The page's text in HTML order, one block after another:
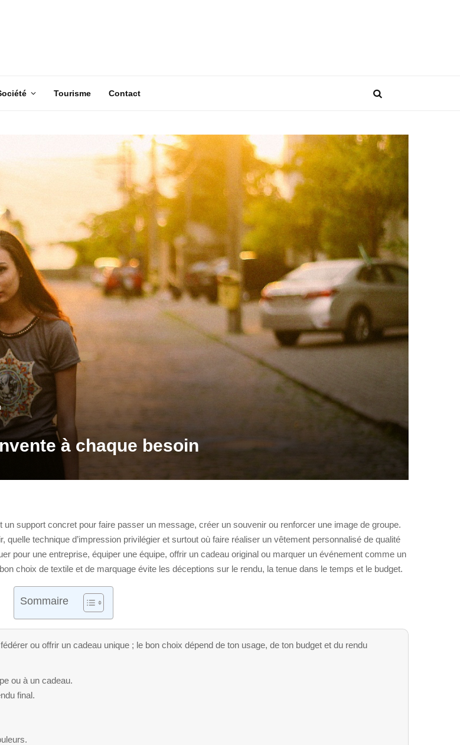
Tourisme Contact
à chaque besoin
support concret pour faire passer un message, créer un souvenir ou renforcer une image de groupe.
technique d’impression privilégier et surtout où faire réaliser un vêtement personnalisé de qualité
pour une entreprise, équiper une équipe, offrir un cadeau original ou marquer un événement comme un
choix de textile et de marquage évite les déceptions sur le rendu, la tenue dans le temps et le budget.
Sommaire
ou offrir un cadeau unique ; le bon choix dépend de ton usage, de ton budget et du rendu
ou à un cadeau.
final.